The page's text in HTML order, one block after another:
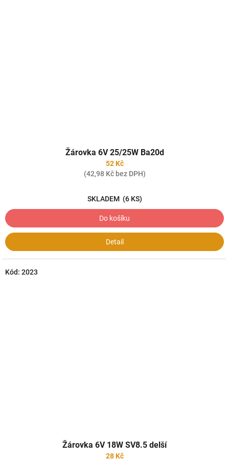
Žárovka 6V 25/25W Ba20d
52 Kč
(42,98 Kč bez DPH)
SKLADEM (6 KS)
Do košíku
Detail
Žárovka 6V 18W SV8.5 delší
28 Kč
Kód: 2023